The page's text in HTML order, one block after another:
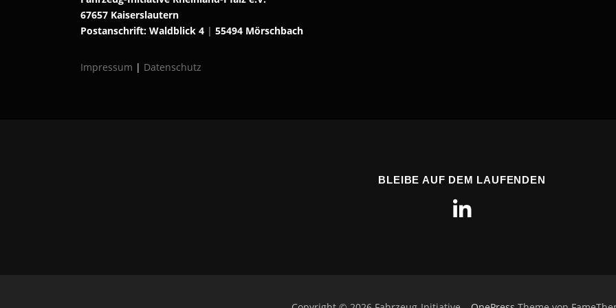
67657 Kaiserslautern
Postanschrift: Waldblick 4 | 55494 Mörschbach
Impressum | Datenschutz
BLEIBE AUF DEM LAUFENDEN